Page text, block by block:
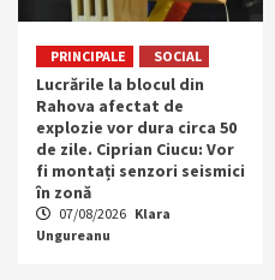
PRINCIPALE SOCIAL
Lucrările la blocul din
Rahova afectat de
explozie vor dura circa 50
de zile. Ciprian Ciucu: Vor
fi montați senzori seismici
în zonă
07/08/2026 Klara
Ungureanu